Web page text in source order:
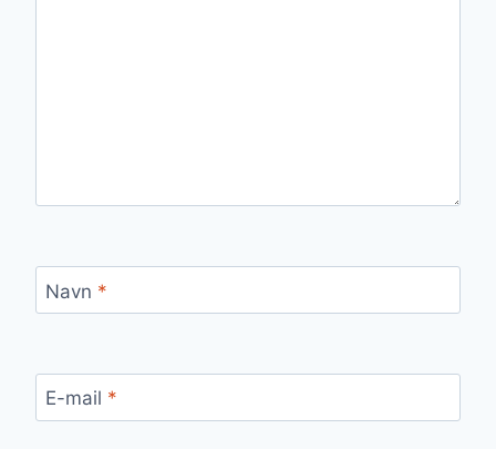
Navn *
E-mail *